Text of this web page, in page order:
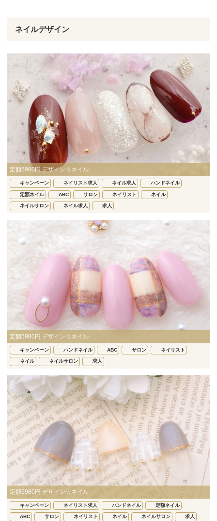
ネイルデザイン
定額5980円 デザイン☆ネイル
キャンペーン ネイリスト求人 ネイル求人 ハンドネイル
定額ネイル ABC サロン ネイリスト ネイル
ネイルサロン ネイル求人 求人
定額5980円 デザイン☆ネイル
キャンペーン ハンドネイル ABC サロン ネイリスト
ネイル ネイルサロン 求人
定額5980円 デザイン☆ネイル
キャンペーン ネイリスト求人 ハンドネイル 定額ネイル
ABC サロン ネイリスト ネイル ネイルサロン 求人